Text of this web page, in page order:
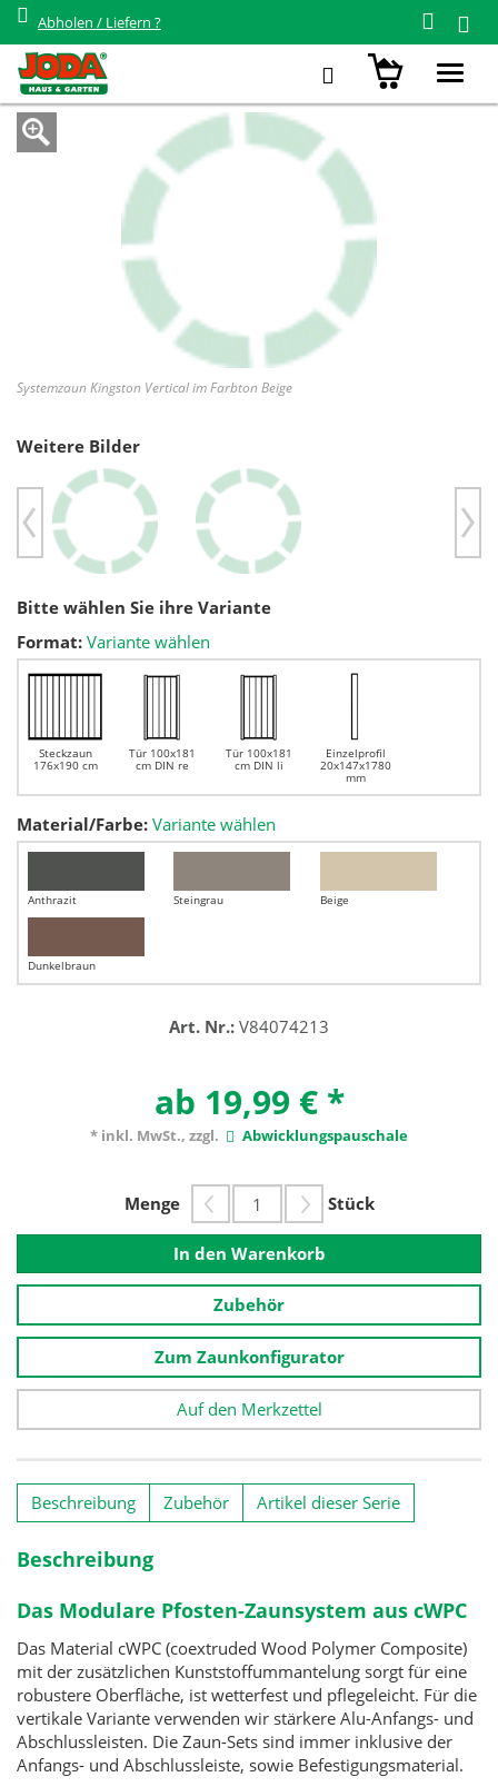
Abholen / Liefern ?
Systemzaun Kingston cWPC Vertical
Systemzaun Kingston Vertical im Farbton Beige
Weitere Bilder
Previous
Bitte wählen Sie ihre Variante
Format: Variante wählen
Steckzaun
176x190 cm
Tür 100x181
cm DIN re
Tür 100x181
cm DIN li
Einzelprofil
20x147x1780
mm
Material/Farbe: Variante wählen
Anthrazit Steingrau Beige
Dunkelbraun
Art. Nr.: V84074213
ab 19,99 € *
* inkl. MwSt., zzgl. Abwicklungspauschale
Menge Stück
In den Warenkorb
Zubehör
Zum Zaunkonfigurator
Auf den Merkzettel
Beschreibung Zubehör Artikel dieser Serie
Beschreibung
Das Modulare Pfosten-Zaunsystem aus cWPC
Das Material cWPC (coextruded Wood Polymer Composite)
mit der zusätzlichen Kunststoffummantelung sorgt für eine
robustere Oberfläche, ist wetterfest und pflegeleicht. Für die
vertikale Variante verwenden wir stärkere Alu-Anfangs- und
Abschlussleisten. Die Zaun-Sets sind immer inklusive der
Anfangs- und Abschlussleiste, sowie Befestigungsmaterial.